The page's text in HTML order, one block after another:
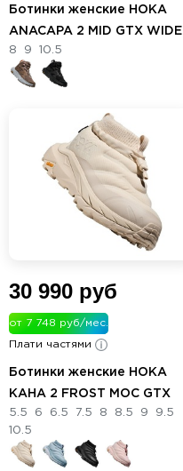
Ботинки женские HOKA
ANACAPA 2 MID GTX WIDE
8 9 10.5
30 990 руб
от 7 748 руб/мес.
Плати частями
Ботинки женские HOKA
KAHA 2 FROST MOC GTX
5.5 6 6.5 7.5 8 8.5 9
9.5
10.5